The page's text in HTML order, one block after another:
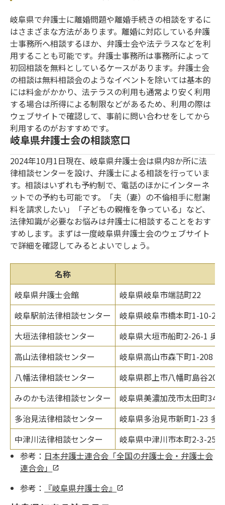
岐阜県で弁護士に離婚問題や離婚手続きの相談をするに
はさまざまな方法があります。離婚に対応している弁護
士事務所へ相談するほか、弁護士会や法テラスなどを利
用することも可能です。弁護士事務所は事務所によって
初回相談を無料としているケースがあります。弁護士会
の相談は無料相談会のようなイベントを除いては基本的
には料金がかかり、法テラスの利用も通常より安く利用
する場合は所得による制限などがあるため、利用の際は
ウェブサイトで確認して、事前に問い合わせをしてから
利用するのがおすすめです。
岐阜県弁護士会の相談窓口
2024年10月1日現在、岐阜県弁護士会は県内8か所に法
律相談センターを設け、弁護士による相談を行っていま
す。相談はいずれも予約制で、電話のほかにインターネ
ットでの予約も可能です。「夫（妻）の不倫相手に慰謝
料を請求したい」「子どもの親権を争っている」など、
法律知識が必要なお悩みは弁護士に相談することをおす
すめします。まずは一度岐阜県弁護士会のウェブサイト
で詳細を確認してみるとよいでしょう。
名称
岐阜県弁護士会館
岐阜県岐阜市端詰町22
岐阜駅前法律相談センター
岐阜県岐阜市橋本町1-10-23
大垣法律相談センター
岐阜県大垣市船町2-26-1 奥
高山法律相談センター
岐阜県高山市森下町1-208
八幡法律相談センター
岐阜県郡上市八幡町島谷
みのかも法律相談センター
岐阜県美濃加茂市太田町
多治見法律相談センター
岐阜県多治見市新町1-23 多
中津川法律相談センター
岐阜県中津川市本町2-3-25
参考： 日本弁護士連合会「全国の弁護士会・弁護士会
連合会」
参考：
『岐阜県弁護士会』